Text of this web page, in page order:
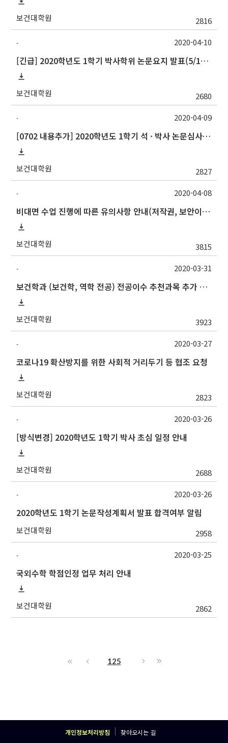
보건대학원 2816
-
[긴급] 2020학년도 1학기 박사학위 논문요지 발표(5/1) 대상자 신청 안내(4/17까지)
보건대학원 2680
2020-04-10
-
[0702 내용추가] 2020학년도 1학기 석 · 박사 논문심사 일정안내
보건대학원 2827
2020-04-09
-
비대면 수업 진행에 따른 유의사항 안내(저작권, 보안이슈 등)
보건대학원 3815
2020-04-08
-
보건학과 (보건학, 역학 전공) 전공이수 추천과목 추가 지정
보건대학원 3923
2020-03-31
-
코로나19 확산방지를 위한 사회적 거리두기 등 협조 요청
보건대학원 2823
2020-03-27
-
[방식변경] 2020학년도 1학기 박사 초심 일정 안내
보건대학원 2688
2020-03-26
-
2020학년도 1학기 논문작성계획서 발표 합격여부 알림
보건대학원 2958
2020-03-26
-
국외수학 학점인정 업무 처리 안내
보건대학원 2862
2020-03-25
125
개인정보처리방침 찾아오시는 길